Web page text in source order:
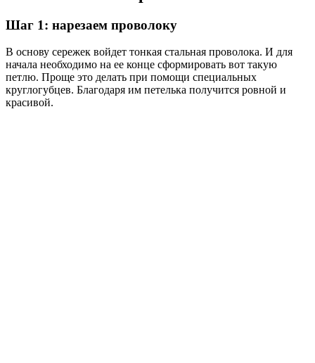
Шаг 1: нарезаем проволоку
В основу сережек войдет тонкая стальная проволока. И для
начала необходимо на ее конце сформировать вот такую
петлю. Проще это делать при помощи специальных
круглогубцев. Благодаря им петелька получится ровной и
красивой.